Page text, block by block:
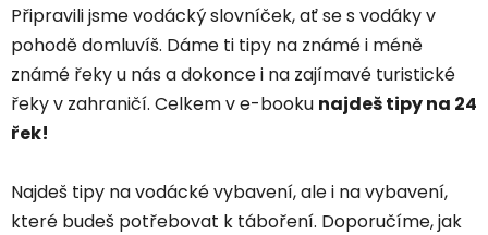
Připravili jsme vodácký slovníček, ať se s vodáky v
pohodě domluvíš. Dáme ti tipy na známé i méně
známé řeky u nás a dokonce i na zajímavé turistické
řeky v zahraničí. Celkem v e-booku najdeš tipy na 24
řek!
Najdeš tipy na vodácké vybavení, ale i na vybavení,
které budeš potřebovat k táboření. Doporučíme, jak